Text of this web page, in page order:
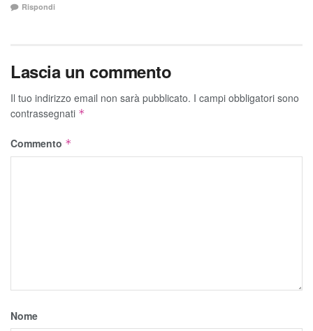
Rispondi
Lascia un commento
Il tuo indirizzo email non sarà pubblicato. I campi obbligatori sono
contrassegnati *
Commento *
Nome